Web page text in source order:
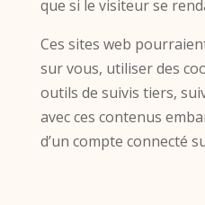
que si le visiteur se
Ces sites web
sur vous, utiliser des
outils de suivis tiers,
avec ces contenus
d’un compte connecté